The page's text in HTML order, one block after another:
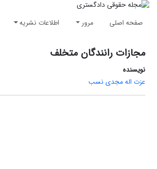
صفحه اصلی مرور اطلاعات نشریه
مجازات رانندگان متخلف
نویسنده
عزت اله مجدی نسب